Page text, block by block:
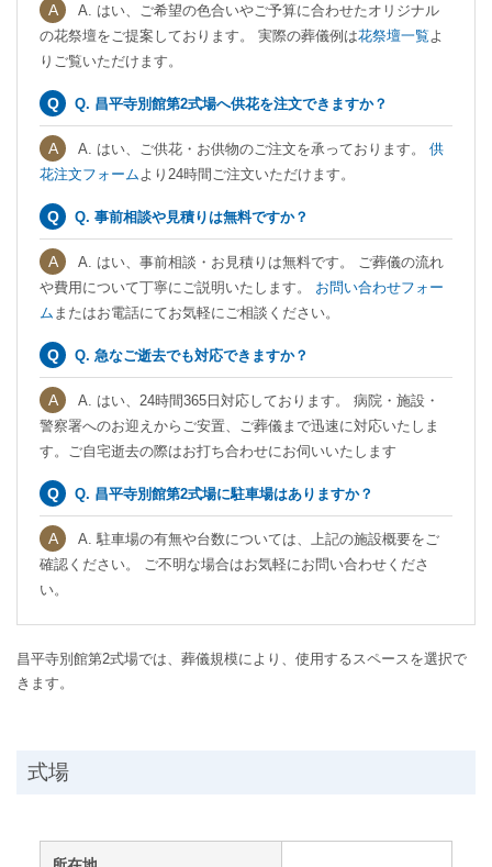
A. はい、ご希望の色合いやご予算に合わせたオリジナル
の花祭壇をご提案しております。 実際の葬儀例は花祭壇一覧 よ
りご覧いただけます。
Q. 昌平寺別館第2式場へ供花を注文できますか？
A. はい、ご供花・お供物のご注文を承っております。 供
花注文フォーム より24時間ご注文いただけます。
Q. 事前相談や見積りは無料ですか？
A. はい、事前相談・お見積りは無料です。 ご葬儀の流れ
や費用について丁寧にご説明いたします。 お問い合わせフォー
ム またはお電話にてお気軽にご相談ください。
Q. 急なご逝去でも対応できますか？
A. はい、24時間365日対応しております。 病院・施設・
警察署へのお迎えからご安置、ご葬儀まで迅速に対応いたしま
す。ご自宅逝去の際はお打ち合わせにお伺いいたします
Q. 昌平寺別館第2式場に駐車場はありますか？
A. 駐車場の有無や台数については、上記の施設概要をご
確認ください。 ご不明な場合はお気軽にお問い合わせくださ
い。
昌平寺別館第2式場では、葬儀規模により、使用するスペースを選択で
きます。
式場